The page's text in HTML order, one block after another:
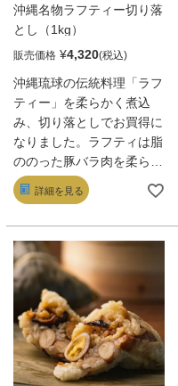
沖縄名物ラフティー切り落
とし（1kg）
販売価格 ¥4,320
沖縄琉球の伝統料理「ラフ
ティー」を柔らかく煮込
み、切り落としでお買得に
なりました。ラフティは脂
ののった豚バラ肉を柔らか
くなるまで煮込む沖縄伝統
料理。食べる時には脂が適
ような口当たりです。大
小、形が揃わなかったりの
規格外の切り落としです
が、味は非常に美味しく、
大きさも一口大で、お子様
からご年配の方も食べやす
いサイズです。タレも使っ
て丼にしたり、ビールなど
詳細を見る